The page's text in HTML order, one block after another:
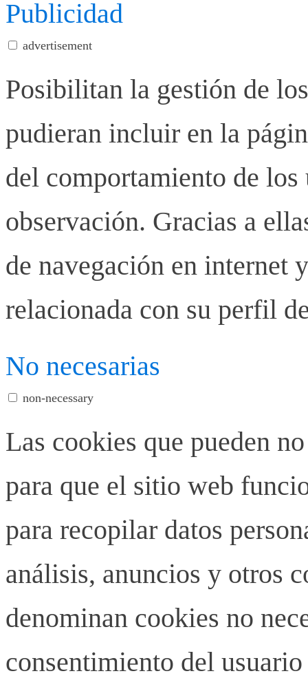
Publicidad
advertisement
Posibilitan la gestión de
pudieran incluir en la
del comportamiento de los
observación. Gracias a
de navegación en internet
relacionada con su perfil
No necesarias
non-necessary
Las cookies que pueden
para que el sitio web
para recopilar datos
análisis, anuncios y otros
denominan cookies no
consentimiento del